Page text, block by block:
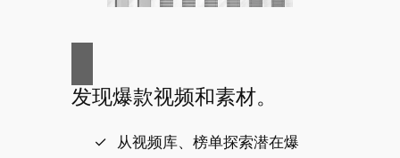
发现爆款视频和素材。
从视频库、榜单探索潜在爆